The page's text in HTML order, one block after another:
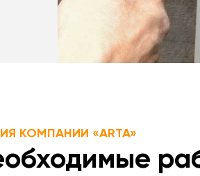
КОМПАНИИ «ARTA»